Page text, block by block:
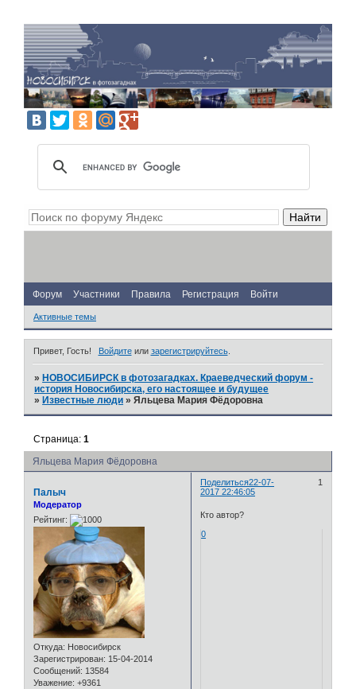
Форум Участники Правила Регистрация Войти
Активные темы
Привет, Гость! Войдитеили зарегистрируйтесь.
» НОВОСИБИРСК в фотозагадках. Краеведческий форум -
история Новосибирска, его настоящее и будущее
» Известные люди »Яльцева Мария Фёдоровна
Яльцева Мария Фёдоровна
Страница:1
Поделиться 1
22-07-
2017 22:46:05
Палыч
Модератор
Рейтинг:
Откуда: Новосибирск
Зарегистрирован: 15-04-2014
Сообщений: 13584
Уважение: +9361
Кто автор?
0